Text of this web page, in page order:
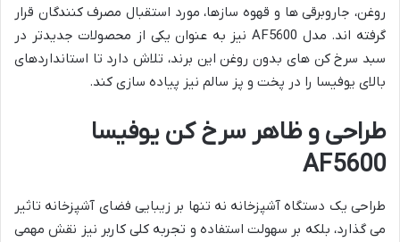
روغن، جاروبرقی ها و قهوه سازها، مورد استقبال مصرف کنندگان قرار
گرفته اند. مدل AF5600 نیز به عنوان یکی از محصولات جدیدتر در
سبد سرخ کن های بدون روغن این برند، تلاش دارد تا استانداردهای
بالای یوفیسا را در پخت و پز سالم نیز پیاده سازی کند.
طراحی و ظاهر سرخ کن یوفیسا
AF5600
طراحی یک دستگاه آشپزخانه نه تنها بر زیبایی فضای آشپزخانه تاثیر
می گذارد، بلکه بر سهولت استفاده و تجربه کلی کاربر نیز نقش مهمی